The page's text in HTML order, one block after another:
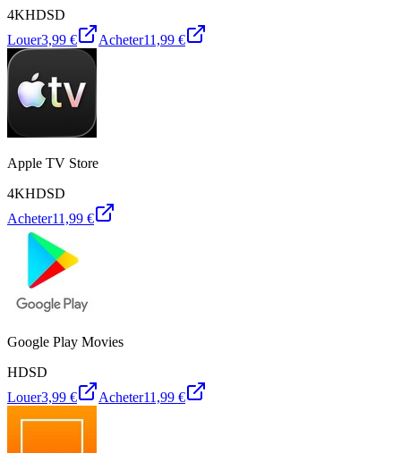
4KHDSD
Louer3,99 € Acheter11,99 €
Apple TV Store
4KHDSD
Acheter11,99 €
Google Play Movies
HDSD
Louer3,99 € Acheter11,99 €